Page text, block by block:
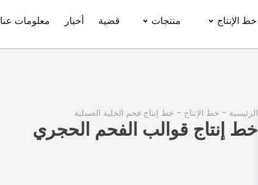
خط الإنتاج منتجات قضية أخبار معلومات عنا
الرئيسية - خط الإنتاج - خط إنتاج فحم الخلية العسلية
خط إنتاج قوالب الفحم الحجري